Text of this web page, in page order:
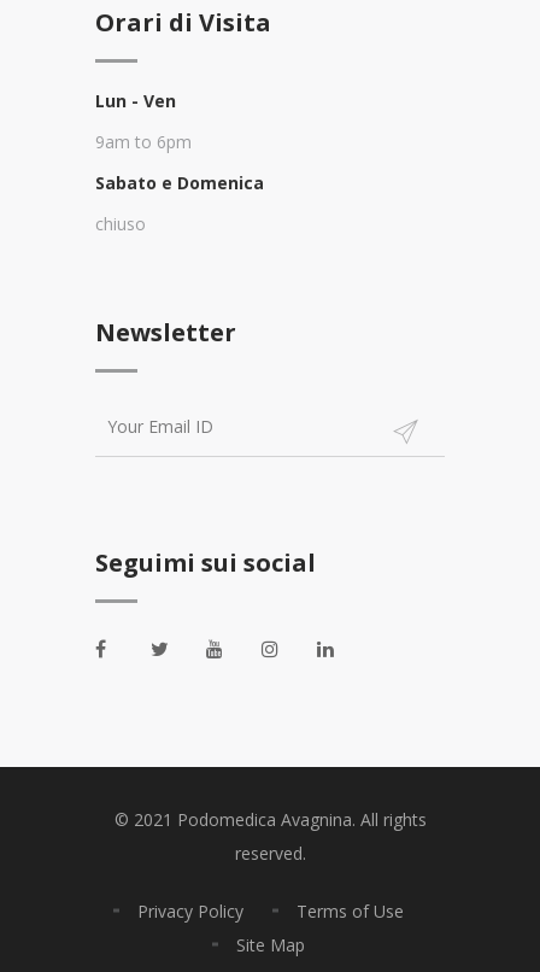
Orari di Visita
Lun - Ven
9am to 6pm
Sabato e Domenica
chiuso
Newsletter
Seguimi sui social
© 2021 Podomedica Avagnina. All rights
reserved.
Privacy Policy
Terms of Use
Site Map